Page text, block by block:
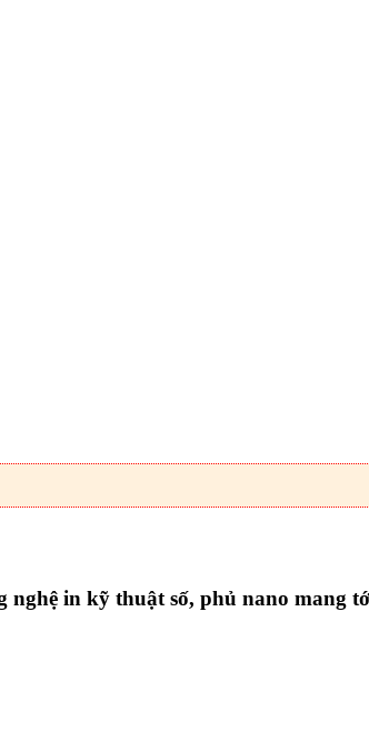
in kỹ thuật số, phủ nano mang